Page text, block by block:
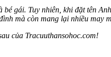
gái. Tuy nhiên, khi đặt tên
mà còn mang lại nhiều may
của Tracuuthansohoc.com!